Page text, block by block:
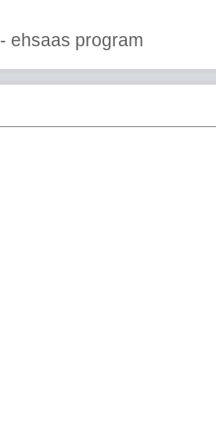
- ehsaas program